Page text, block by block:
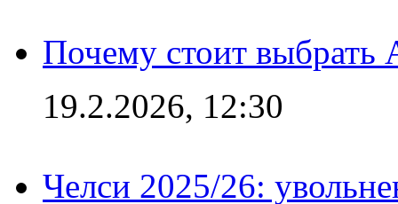
Почему стоит выбрать
19.2.2026, 12:30
Челси 2025/26: